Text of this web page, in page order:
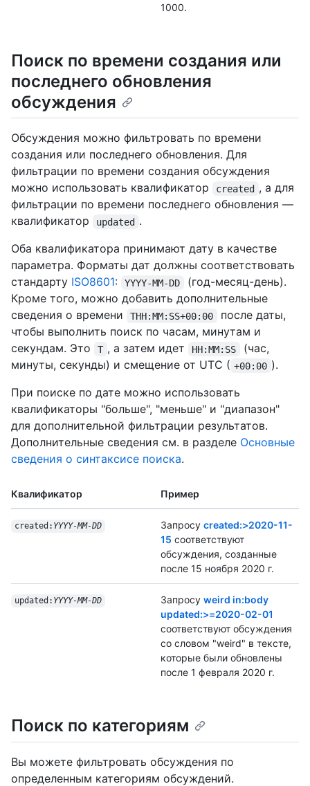
1000.
Поиск по времени создания или
последнего обновления
обсуждения
Обсуждения можно фильтровать по времени
создания или последнего обновления. Для
фильтрации по времени создания обсуждения
можно использовать квалификатор
created , а для
фильтрации по времени последнего обновления —
квалификатор
updated .
Оба квалификатора принимают дату в качестве
параметра. Форматы дат должны соответствовать
стандарту ISO8601: YYYY-MM-DD
(год-месяц-день).
Кроме того, можно добавить дополнительные
сведения о времени
THH:MM:SS+00:00
после даты,
чтобы выполнить поиск по часам, минутам и
секундам. Это
T , а затем идет HH:MM:SS
(час,
минуты, секунды) и смещение от UTC ( +00:00 ).
При поиске по дате можно использовать
квалификаторы "больше", "меньше" и "диапазон"
для дополнительной фильтрации результатов.
Дополнительные сведения см. в разделе Основные
сведения о синтаксисе поиска.
Квалификатор Пример
created: YYYY-MM-DD Запросу created:>2020-11-
15 соответствуют
обсуждения, созданные
после 15 ноября 2020 г.
updated: YYYY-MM-DD Запросу weird in:body
updated:>=2020-02-01
соответствуют обсуждения
со словом "weird" в тексте,
которые были обновлены
после 1 февраля 2020 г.
Поиск по категориям
Вы можете фильтровать обсуждения по
определенным категориям обсуждений.